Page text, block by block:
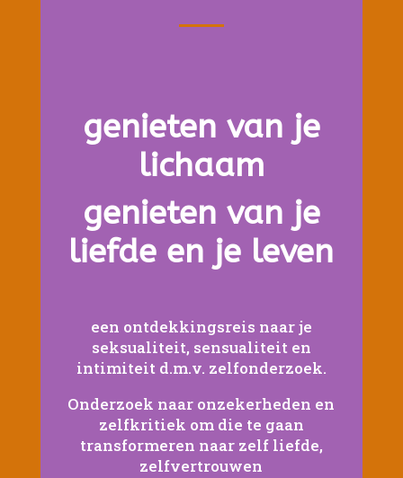
genieten van je
lichaam
genieten van je
liefde en je leven
een ontdekkingsreis naar je
seksualiteit, sensualiteit en
intimiteit d.m.v. zelfonderzoek.
Onderzoek naar onzekerheden en
zelfkritiek om die te gaan
transformeren naar zelf liefde,
zelfvertrouwen